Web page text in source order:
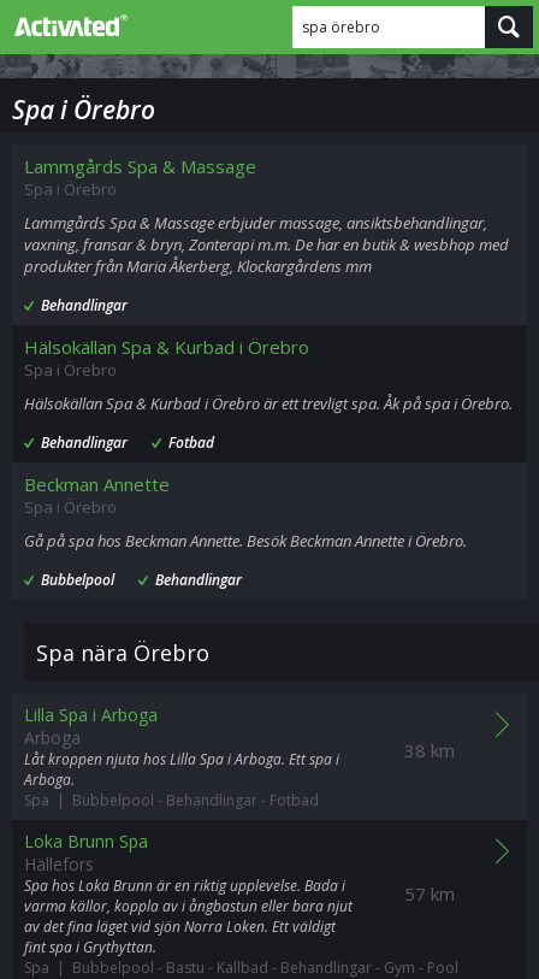
spa örebro
Spa i Örebro
Lammgårds Spa & Massage
Spa i Örebro
Lammgårds Spa & Massage erbjuder massage, ansiktsbehandlingar,
vaxning, fransar & bryn, Zonterapi m.m. De har en butik & wesbhop med
produkter från Maria Åkerberg, Klockargårdens mm
Behandlingar
Hälsokällan Spa & Kurbad i Örebro
Spa i Örebro
Hälsokällan Spa & Kurbad i Örebro är ett trevligt spa. Åk på spa i Örebro.
Behandlingar Fotbad
Beckman Annette
Spa i Örebro
Gå på spa hos Beckman Annette. Besök Beckman Annette i Örebro.
Bubbelpool Behandlingar
Spa nära Örebro
38 km
Lilla Spa i Arboga
Arboga
Låt kroppen njuta hos Lilla Spa i Arboga. Ett spa i
Arboga.
Spa | Bubbelpool - Behandlingar- Fotbad
57 km
Loka Brunn Spa
Hällefors
Spa hos Loka Brunn är en riktig upplevelse. Bada i
varma källor, koppla av i ångbastun eller bara njut
av det fina läget vid sjön Norra Loken. Ett väldigt
fint spa i Grythyttan.
Spa | Bubbelpool - Bastu - Kallbad - Behandlingar- Gym - Pool